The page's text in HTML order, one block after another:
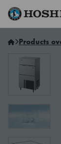
Hoshizaki
Products